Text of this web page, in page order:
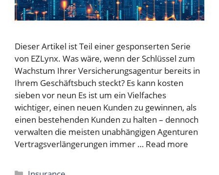
Dieser Artikel ist Teil einer gesponserten Serie
von EZLynx. Was wäre, wenn der Schlüssel zum
Wachstum Ihrer Versicherungsagentur bereits in
Ihrem Geschäftsbuch steckt? Es kann kosten
sieben vor neun Es ist um ein Vielfaches
wichtiger, einen neuen Kunden zu gewinnen, als
einen bestehenden Kunden zu halten – dennoch
verwalten die meisten unabhängigen Agenturen
Vertragsverlängerungen immer … Read more
Categories